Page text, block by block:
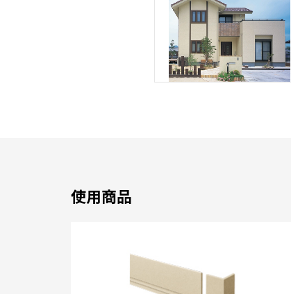
使用商品